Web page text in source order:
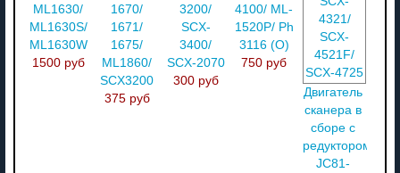
ML1630/
ML1630S/
ML1630W
1500 руб
1670/
1671/
1675/
ML1860/
SCX3200
375 руб
3200/
SCX-
3400/
SCX-2070
300 руб
4100/ ML-
1520P/ Ph
3116 (O)
750 руб
Двигатель
сканера в
сборе с
редуктором
JC81-